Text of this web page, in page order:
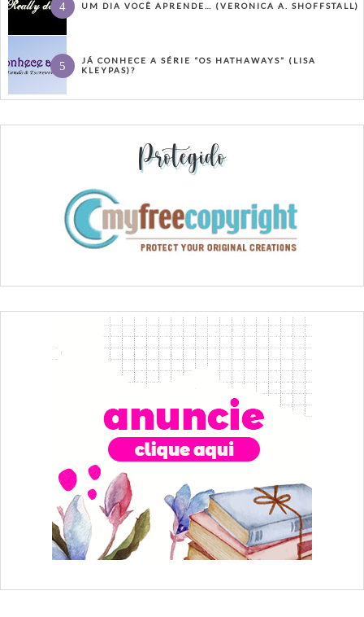
UM DIA VOCÊ APRENDE… (VERONICA A. SHOFFSTALL)
JÁ CONHECE A SÉRIE “OS HATHAWAYS” (LISA
KLEYPAS)?
Protegido